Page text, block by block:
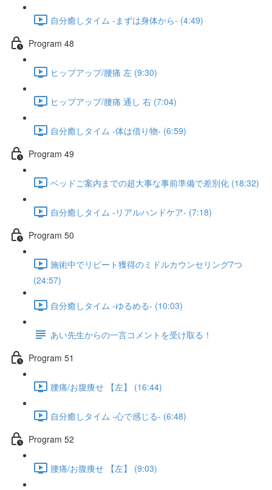
自分癒しタイム -まずは身体から- (4:49)
Program 48
ヒップアップ/腰痛 左 (9:30)
ヒップアップ/腰痛 通し 右 (7:04)
自分癒しタイム -体は借り物- (6:59)
Program 49
ベッドご案内までの超大事な事前準備で差別化 (18:32)
自分癒しタイム -リアルハンドケア- (7:18)
Program 50
施術中でリピート獲得のミドルカウンセリング7つ
(24:57)
自分癒しタイム -ゆるめる- (10:03)
あい先生からの一言コメントを受け取る！
Program 51
腰痛/お腹痩せ 【左】 (16:44)
自分癒しタイム -心で感じる- (6:48)
Program 52
腰痛/お腹痩せ 【左】 (9:03)